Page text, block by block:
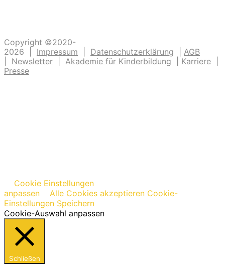
Copyright ©2020-
2026 | Impressum Datenschutzerklärung
AGB
Newsletter Akademie für Kinderbildung Karriere
Presse
Cookie Einstellungen
anpassen
Alle Cookies akzeptieren Cookie-
Einstellungen Speichern
Cookie-Auswahl anpassen
Schließen